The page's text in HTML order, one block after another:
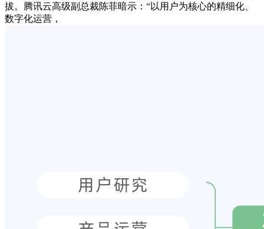
拔。腾讯云高级副总裁陈菲暗示：“以用户为核心的精细化、
数字化运营，